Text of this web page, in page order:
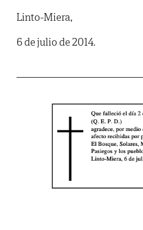
Linto-Miera,
6 de julio de 2014.